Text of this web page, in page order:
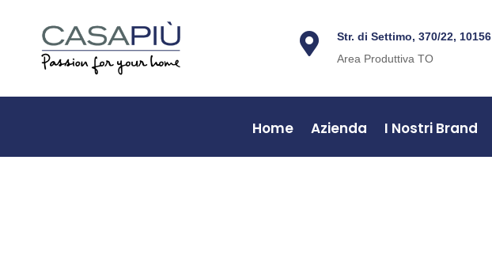

Str. di Settimo, 370/22, 10156
Area Produttiva TO
Home Azienda I Nostri Brand